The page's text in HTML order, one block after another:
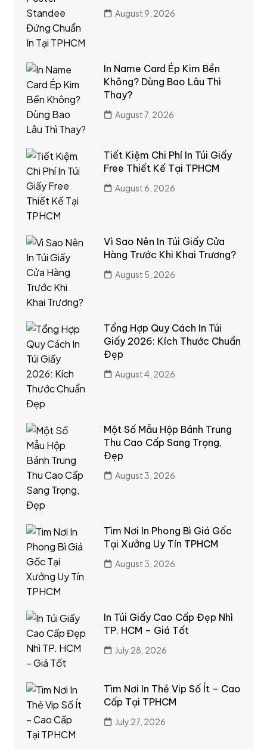
August 9, 2026
In Name Card Ép Kim Bền
Không? Dùng Bao Lâu Thì
Thay?
August 7, 2026
Tiết Kiệm Chi Phí In Túi Giấy
Free Thiết Kế Tại TPHCM
August 6, 2026
Vì Sao Nên In Túi Giấy Cửa
Hàng Trước Khi Khai Trương?
August 5, 2026
Tổng Hợp Quy Cách In Túi
Giấy 2026: Kích Thước Chuẩn
Đẹp
August 4, 2026
Một Số Mẫu Hộp Bánh Trung
Thu Cao Cấp Sang Trọng,
Đẹp
August 3, 2026
Tìm Nơi In Phong Bì Giá Gốc
Tại Xưởng Uy Tín TPHCM
August 3, 2026
In Túi Giấy Cao Cấp Đẹp Nhì
TP. HCM – Giá Tốt
July 28, 2026
Tìm Nơi In Thẻ Vip Số Ít – Cao
Cấp Tại TPHCM
July 27, 2026